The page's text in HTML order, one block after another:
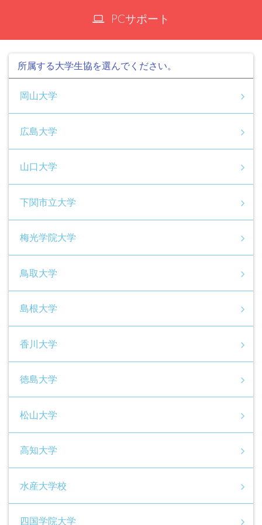
PCサポート
所属する大学生協を選んでください。
岡山大学
広島大学
山口大学
下関市立大学
梅光学院大学
鳥取大学
島根大学
香川大学
徳島大学
松山大学
高知大学
水産大学校
四国学院大学